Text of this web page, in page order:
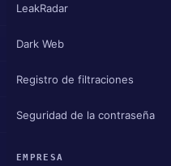
LeakRadar
Dark Web
Registro de filtraciones
Seguridad de la contraseña
EMPRESA